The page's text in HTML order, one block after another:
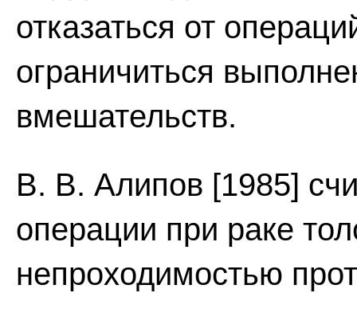
отказаться от
ограничиться
вмешательств.
В. В. Алипов [1985]
операции при раке
непроходимостью